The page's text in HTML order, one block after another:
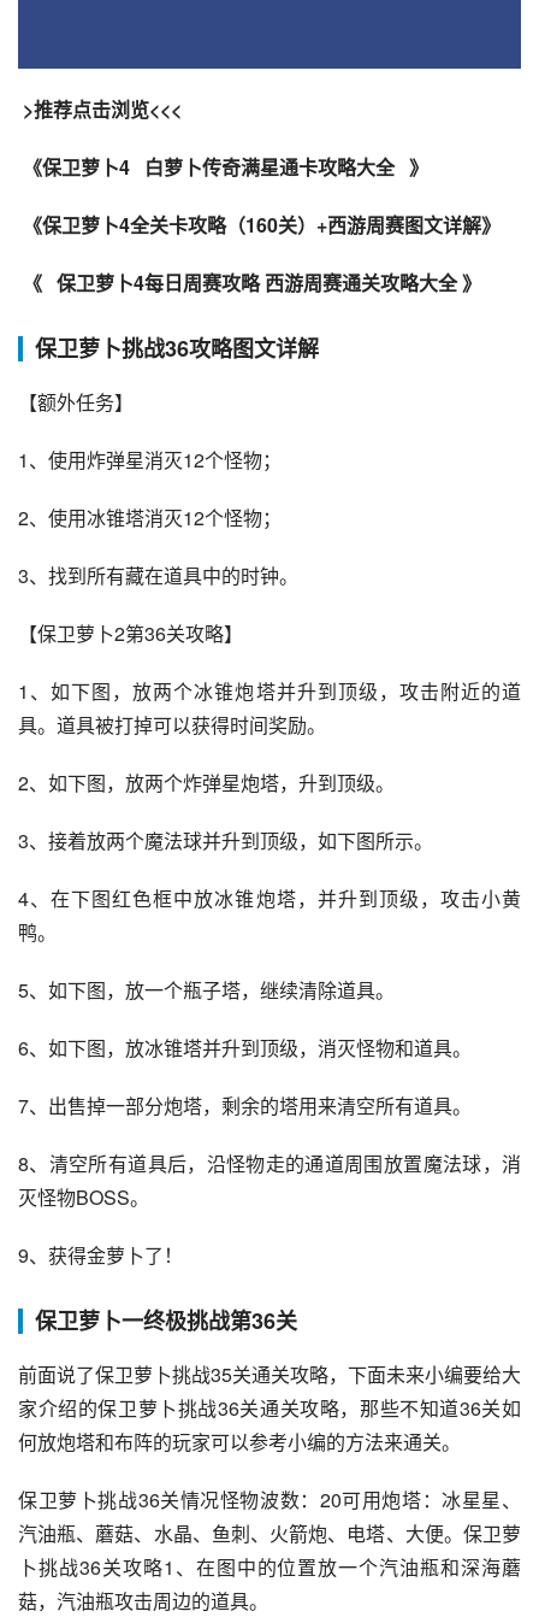
>推荐点击浏览<<<
《保卫萝卜4 白萝卜传奇满星通卡攻略大全 》
《保卫萝卜4全关卡攻略（160关）+西游周赛图文详解》
《 保卫萝卜4每日周赛攻略 西游周赛通关攻略大全 》
保卫萝卜挑战36攻略图文详解
【额外任务】
1、使用炸弹星消灭12个怪物；
2、使用冰锥塔消灭12个怪物；
3、找到所有藏在道具中的时钟。
【保卫萝卜2第36关攻略】
1、如下图，放两个冰锥炮塔并升到顶级，攻击附近的道
具。道具被打掉可以获得时间奖励。
2、如下图，放两个炸弹星炮塔，升到顶级。
3、接着放两个魔法球并升到顶级，如下图所示。
4、在下图红色框中放冰锥炮塔，并升到顶级，攻击小黄
鸭。
5、如下图，放一个瓶子塔，继续清除道具。
6、如下图，放冰锥塔并升到顶级，消灭怪物和道具。
7、出售掉一部分炮塔，剩余的塔用来清空所有道具。
8、清空所有道具后，沿怪物走的通道周围放置魔法球，消
灭怪物BOSS。
9、获得金萝卜了！
保卫萝卜一终极挑战第36关
前面说了保卫萝卜挑战35关通关攻略，下面未来小编要给大
家介绍的保卫萝卜挑战36关通关攻略，那些不知道36关如
何放炮塔和布阵的玩家可以参考小编的方法来通关。
保卫萝卜挑战36关情况怪物波数：20可用炮塔：冰星星、
汽油瓶、蘑菇、水晶、鱼刺、火箭炮、电塔、大便。保卫萝
卜挑战36关攻略1、在图中的位置放一个汽油瓶和深海蘑
菇，汽油瓶攻击周边的道具。